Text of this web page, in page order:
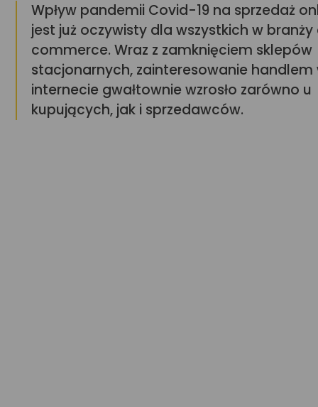
Wpływ pandemii Covid-19 na sprzedaż
jest już oczywisty dla wszystkich w
commerce. Wraz z zamknięciem sklepów
stacjonarnych, zainteresowanie handlem
internecie gwałtownie wzrosło zarówno u
kupujących, jak i sprzedawców.